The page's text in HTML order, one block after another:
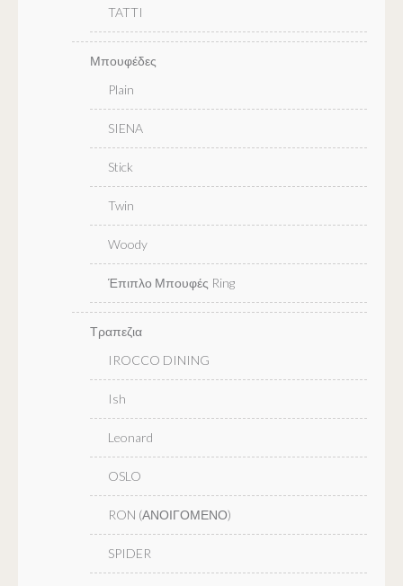
TATTI
Μπουφέδες
Plain
SIENA
Stick
Twin
Woody
Έπιπλο Μπουφές Ring
Τραπεζια
IROCCO DINING
Ish
Leonard
OSLO
RON (ΑΝΟΙΓΟΜΕΝΟ)
SPIDER